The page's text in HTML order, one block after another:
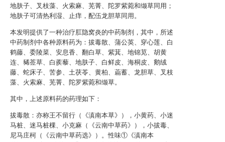
地肤子、叉枝藻、火索麻、芜菁、陀罗紫菀和缬草同用；
地肤子可清热利湿、止痒，配伍龙胆草同用。
本发明提供了一种治疗肛隐窝炎的中药制剂，其中，所述
中药制剂中各种原料药为：拔毒散、蒲公英、穿心莲、白
鹤藤、委陵菜、安息香、翻白草、紫萁、地锦苋、胡黄
连、豨莶草、白蒺藜、地肤子、白鲜皮、海桐皮、鹅绒
藤、蛇床子、苦参、土茯苓、黄柏、萹蓄、龙胆草、叉枝
藻、火索麻、芜菁、陀罗紫菀和缬草。
其中，上述原料药的药理如下：
拔毒散：亦称王不留行（《滇南本草》），小黄药、小迷
马桩、迷马桩棵、小克麻（《云南中草药》），小拔毒、
尼马庄柯（《云南中草药选》）。性味①《滇南本